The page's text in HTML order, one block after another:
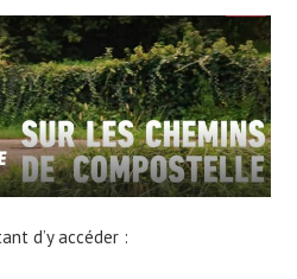
d’y accéder :